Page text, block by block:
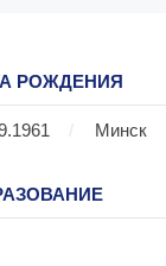
РОЖДЕНИЯ
/ Минск